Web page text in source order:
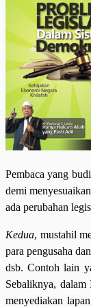
Pembaca yang
demi
ada perubahan
Kedua, mustahil
para pengusaha
dsb. Contoh lain
Sebaliknya,
menyediakan